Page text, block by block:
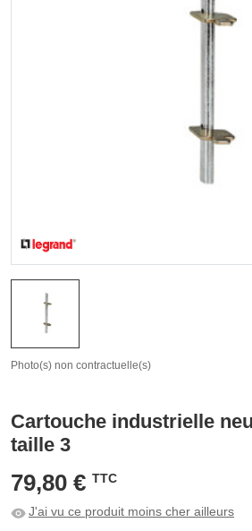
Photo(s) non contractuelle(s)
Cartouche industrielle
taille 3
79,80 € TTC
J'ai vu ce produit moins cher ailleurs